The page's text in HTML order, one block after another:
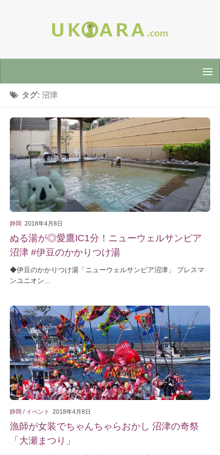
タグ:沼津
静岡 2018年4月8日
ぬる湯が◎愛鷹IC1分！ニューウェルサンピア
沼津 #伊豆のかかりつけ湯
◆伊豆のかかりつけ湯「ニューウェルサンピア沼津」 プレスマ
ンユニオン...
静岡 / イベント 2018年4月8日
漁師が女装でちゃんちゃらおかし 沼津の奇祭
「大瀬まつり」